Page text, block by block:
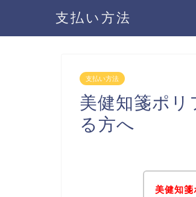
支払い方法
支払い方法
美健知箋ポ
る方へ
美健知